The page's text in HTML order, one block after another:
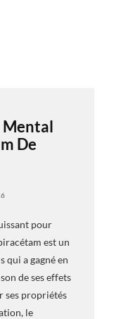
Mental
De
pour
est un
qui a gagné en
de ses effets
ses propriétés
le